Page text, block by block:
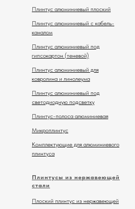
Плинтус алюминиевый плоский
Плинтус алюминиевый с кабель-
каналом
Плинтус алюминиевый под
гипсокартон (теневой)
Плинтус алюминиевый для
ковролина и линолеума
Плинтус алюминиевый под
светодиодную подсветку
Плинтус-полоса алюминиевая
Микроплинтус
Комплектующие для алюминиевого
плинтуса
Плинтусы из нержавеющей
стали
Плоский плинтус из нержавеющей